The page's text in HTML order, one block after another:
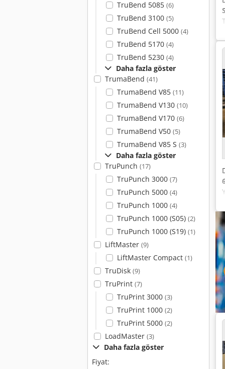
TruBend 5085 (6)
TruBend 3100 (5)
TruBend Cell 5000 (4)
TruBend 5170 (4)
TruBend 5230 (4)
Daha fazla göster
TrumaBend (41)
TrumaBend V85 (11)
TrumaBend V130 (10)
TrumaBend V170 (6)
TrumaBend V50 (5)
TrumaBend V85 S (3)
Daha fazla göster
TruPunch (17)
TruPunch 3000 (7)
TruPunch 5000 (4)
TruPunch 1000 (4)
TruPunch 1000 (S05) (2)
TruPunch 1000 (S19) (1)
LiftMaster (9)
LiftMaster Compact (1)
TruDisk (9)
TruPrint (7)
TruPrint 3000 (3)
TruPrint 1000 (2)
TruPrint 5000 (2)
LoadMaster (3)
Daha fazla göster
Fiyat: